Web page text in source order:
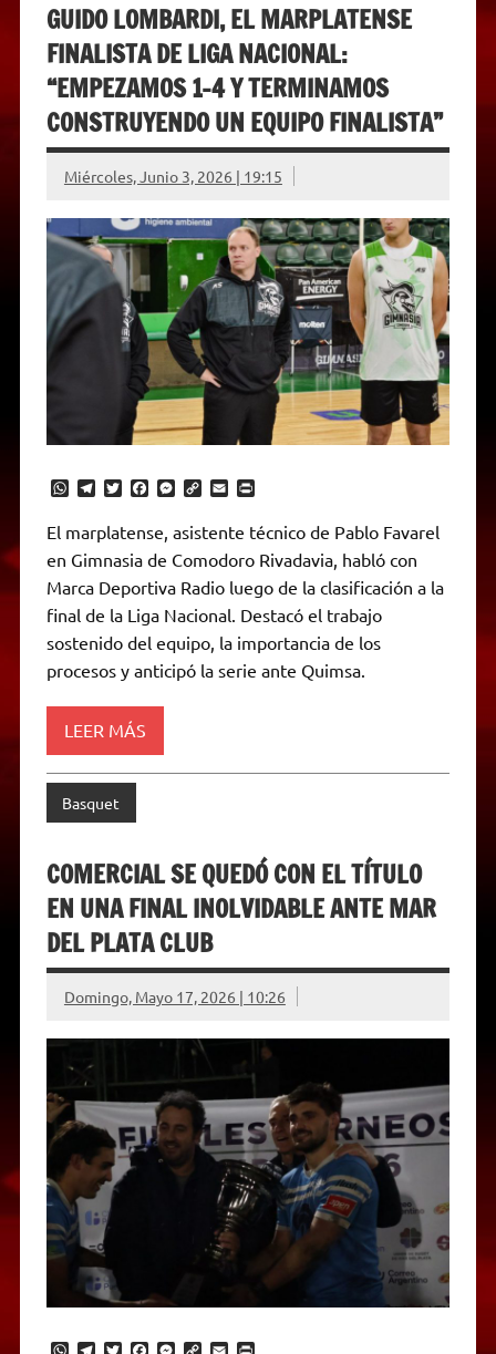
GUIDO LOMBARDI, EL MARPLATENSE
FINALISTA DE LIGA NACIONAL:
“EMPEZAMOS 1-4 Y TERMINAMOS
CONSTRUYENDO UN EQUIPO FINALISTA”
Miércoles, Junio 3, 2026 | 19:15
W
t
s
p
p
T
e
g
r
a
m
T
i
t
t
r
F
e
b
o
o
k
M
s
e
n
g
e
C
p
y
L
n
k
E
a
i
l
P
n
t
r
i
n
d
l
El marplatense, asistente técnico de Pablo Favarel
en Gimnasia de Comodoro Rivadavia, habló con
Marca Deportiva Radio luego de la clasificación a la
final de la Liga Nacional. Destacó el trabajo
sostenido del equipo, la importancia de los
procesos y anticipó la serie ante Quimsa.
LEER MÁS
Basquet
COMERCIAL SE QUEDÓ CON EL TÍTULO
EN UNA FINAL INOLVIDABLE ANTE MAR
DEL PLATA CLUB
Domingo, Mayo 17, 2026 | 10:26